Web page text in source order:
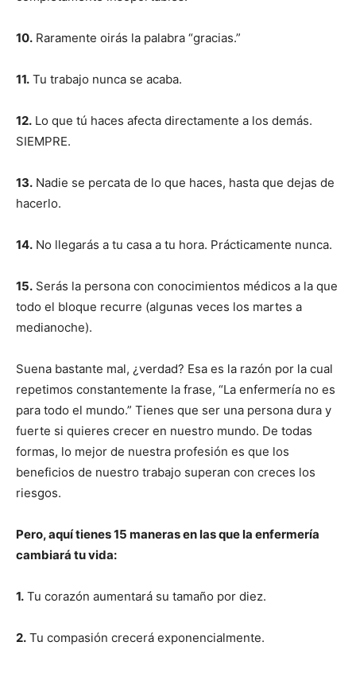
10. Raramente oirás la palabra “gracias.”
11. Tu trabajo nunca se acaba.
12. Lo que tú haces afecta directamente a los demás.
SIEMPRE.
13. Nadie se percata de lo que haces, hasta que dejas de
hacerlo.
14. No llegarás a tu casa a tu hora. Prácticamente nunca.
15. Serás la persona con conocimientos médicos a la que
todo el bloque recurre (algunas veces los martes a
medianoche).
Suena bastante mal, ¿verdad? Esa es la razón por la cual
repetimos constantemente la frase, “La enfermería no es
para todo el mundo.” Tienes que ser una persona dura y
fuerte si quieres crecer en nuestro mundo. De todas
formas, lo mejor de nuestra profesión es que los
beneficios de nuestro trabajo superan con creces los
riesgos.
Pero, aquí tienes 15 maneras en las que la enfermería
cambiará tu vida:
1. Tu corazón aumentará su tamaño por diez.
2. Tu compasión crecerá exponencialmente.